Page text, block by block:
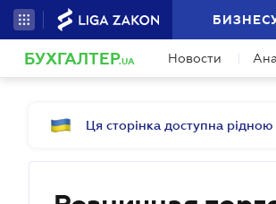
БУХГАЛТЕР.UA Новости
Ця сторінка доступна